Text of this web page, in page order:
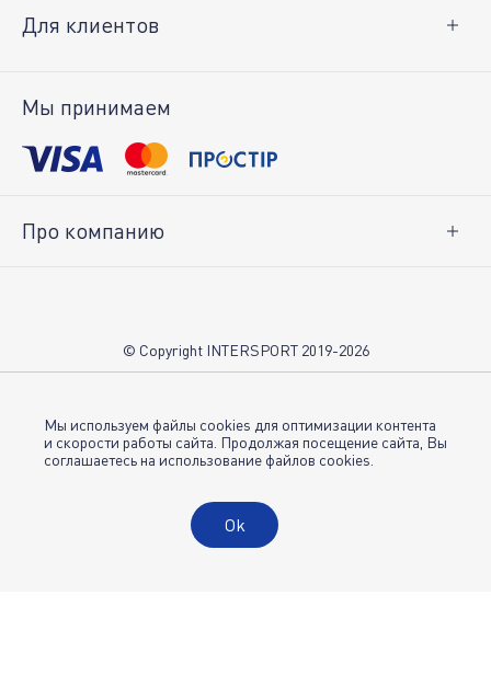
Для клиентов
Возврат товара
Мы принимаем
Про компанию
Магазины INTERSPORT
© Copyright INTERSPORT 2019-2026
Политика конфиденциальности
Публичная оферта
Мы используем файлы cookies для оптимизации контента
и скорости работы сайта. Продолжая посещение сайта, Вы
соглашаетесь на использование файлов cookies.
Ok